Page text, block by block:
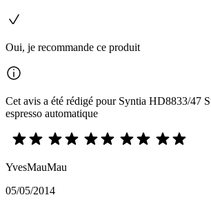
Oui, je recommande ce produit
Cet avis a été rédigé pour Syntia HD8833/47
espresso automatique
YvesMauMau
05/05/2014